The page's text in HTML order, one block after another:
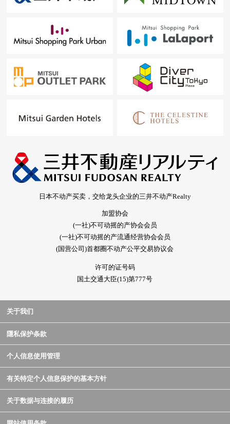
日本不动产买卖，交给龙头企业的三井不动产Realty
加盟协会
(一社)不可动摇的产协会会员
(一社)不可动摇的产流通经营协会会员
(国营公司)首都圈不动产公平交易协议会
许可的证号码
国土交通大臣(15)第777号
关于我们
隱私保护条款
个人信息使用管理
有关特定个人信息保护的基本方针
关于数据与连接的履历